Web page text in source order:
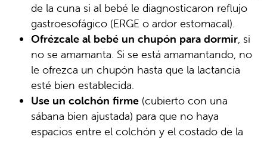
de la cuna si al bebé le diagnosticaron reflujo
gastroesofágico (ERGE o ardor estomacal).
Ofrézcale al bebé un chupón para dormir, si
no se amamanta. Si se está amamantando, no
le ofrezca un chupón hasta que la lactancia
esté bien establecida.
Use un colchón firme (cubierto con una
sábana bien ajustada) para que no haya
espacios entre el colchón y el costado de la